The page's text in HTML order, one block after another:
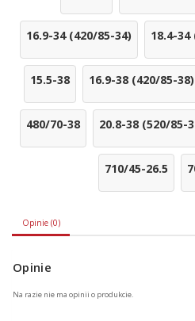
16.9-34 (420/85-34) 18.4-34
15.5-38 16.9-38 (420/85-38)
480/70-38 20.8-38 (520/85-
710/45-26.5
Opinie (0)
Opinie
Na razie nie ma opinii o produkcie.